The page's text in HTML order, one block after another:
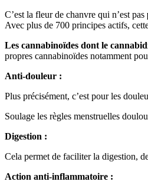
C’est la fleur de chanvre qui n’est pas
Avec plus de 700 principes actifs,
Les cannabinoïdes dont le
propres cannabinoïdes notamment
Anti-douleur :
Plus précisément, c’est pour les
Soulage les règles menstruelles
Digestion :
Cela permet de faciliter la digestion,
Action anti-inflammatoire :